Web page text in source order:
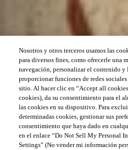
Nosotros y otros terceros usamos las
para diversos fines, como ofrecerle una
navegación, personalizar el contenido
proporcionar funciones de redes
sitio. Al hacer clic en “Accept all
cookies), da su consentimiento para el
las cookies en su dispositivo. Para
determinadas cookies, gestionar sus
consentimiento que haya dado en
en el enlace “Do Not Sell My Personal
Settings” (No vender mi información